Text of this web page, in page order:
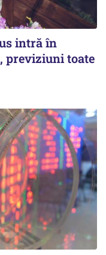
intră în
previziuni toate